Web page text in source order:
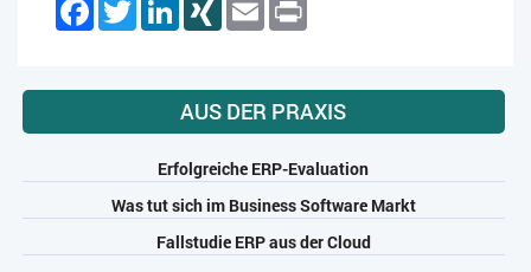
AUS DER PRAXIS
Erfolgreiche ERP-Evaluation
Was tut sich im Business Software Markt
Fallstudie ERP aus der Cloud